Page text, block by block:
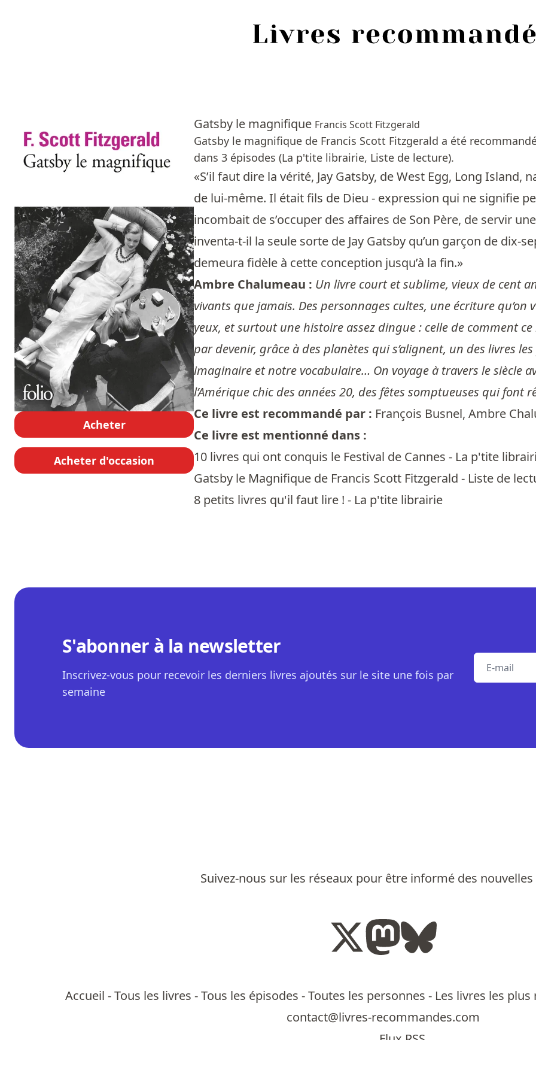
Acheter
Acheter d'occasion
Gatsby le magnifique Francis Scott Fitzgerald
Gatsby le magnifique de Francis Scott Fitzgerald a été
dans 3 épisodes (La p'tite librairie, Liste de lecture).
«S’il faut dire la vérité, Jay Gatsby, de West Egg, Long
de lui-même. Il était fils de Dieu - expression qui ne signifie
incombait de s’occuper des affaires de Son Père, de servir
inventa-t-il la seule sorte de Jay Gatsby qu’un garçon de dix-
demeura fidèle à cette conception jusqu’à la fin.»
Ambre Chalumeau : Un livre court et sublime, vieux de cent
vivants que jamais. Des personnages cultes, une écriture qu’on
yeux, et surtout une histoire assez dingue : celle de comment
par devenir, grâce à des planètes qui s’alignent, un des livres
imaginaire et notre vocabulaire… On voyage à travers le siècle
l’Amérique chic des années 20, des fêtes somptueuses qui font
Ce livre est recommandé par : François Busnel, Ambre
Ce livre est mentionné dans :
10 livres qui ont conquis le Festival de Cannes - La p'tite
Gatsby le Magnifique de Francis Scott Fitzgerald - Liste de
8 petits livres qu'il faut lire ! - La p'tite librairie
S'abonner à la newsletter
Inscrivez-vous pour recevoir les derniers livres ajoutés sur le site une fois par
semaine
E-mail
Sources
Personnes
Livres les plus recommandés
Prix littéraires
Suivez-nous sur les réseaux pour être informé des
Accueil -Tous les livres -Tous les épisodes -Toutes les personnes - Les livres les
contact@livres-recommandes.com
Flux RSS